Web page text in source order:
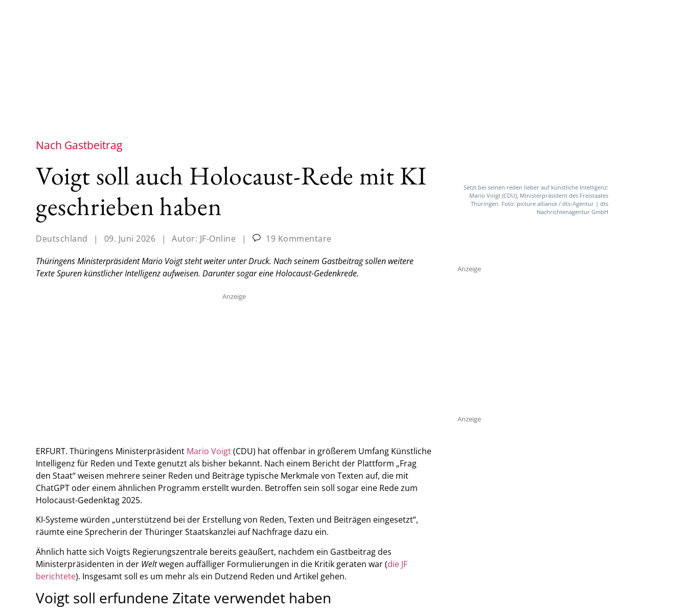
Nach Gastbeitrag
Voigt soll auch Holocaust-Rede mit KI
geschrieben haben
Deutschland | 09. Juni 2026 | Autor: JF-Online |
19 Kommentare
Thüringens Ministerpräsident Mario Voigt steht weiter unter Druck. Nach seinem Gastbeitrag sollen weitere
Texte Spuren künstlicher Intelligenz aufweisen. Darunter sogar eine Holocaust-Gedenkrede.
Anzeige
ERFURT. Thüringens Ministerpräsident Mario Voigt(CDU) hat offenbar in größerem Umfang Künstliche
Intelligenz für Reden und Texte genutzt als bisher bekannt. Nach einem Bericht der Plattform „Frag
den Staat“ weisen mehrere seiner Reden und Beiträge typische Merkmale von Texten auf, die mit
ChatGPT oder einem ähnlichen Programm erstellt wurden. Betroffen sein soll sogar eine Rede zum
Holocaust-Gedenktag 2025.
KI-Systeme würden „unterstützend bei der Erstellung von Reden, Texten und Beiträgen eingesetzt“,
räumte eine Sprecherin der Thüringer Staatskanzlei auf Nachfrage dazu ein.
Ähnlich hatte sich Voigts Regierungszentrale bereits geäußert, nachdem ein Gastbeitrag des
Ministerpräsidenten in der Weltwegen auffälliger Formulierungen in die Kritik geraten war (die JF
berichtete). Insgesamt soll es um mehr als ein Dutzend Reden und Artikel gehen.
Voigt soll erfundene Zitate verwendet haben
Setzt bei seinen reden lieber auf künstliche Intelligenz:
Mario Voigt (CDU), Ministerpräsident des Freistaates
Thüringen. Foto: picture alliance / dts-Agentur | dts
Nachrichtenagentur GmbH
Anzeige
Anzeige